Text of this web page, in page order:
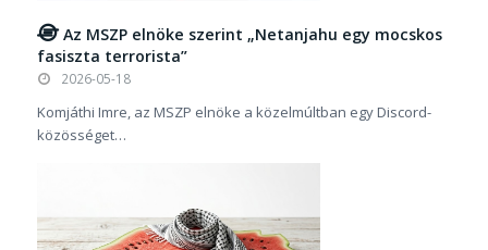
Az MSZP elnöke szerint „Netanjahu egy mocskos
fasiszta terrorista”
2026-05-18
Komjáthi Imre, az MSZP elnöke a közelmúltban egy Discord-
közösséget…